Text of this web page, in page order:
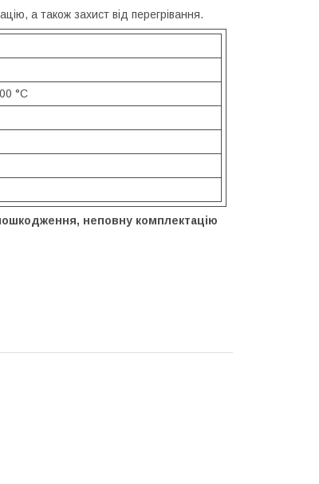
а також захист від перегрівання.
°C
неповну комплектацію